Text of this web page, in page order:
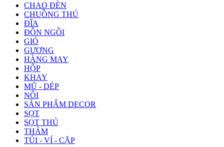
CHAO ĐÈN
CHUỒNG THÚ
ĐĨA
ĐÔN NGỒI
GIỎ
GƯƠNG
HÀNG MAY
HỘP
KHAY
MŨ - DÉP
NÔI
SẢN PHẨM DECOR
SỌT
SỌT THÚ
THẢM
TÚI - VÍ - CẶP